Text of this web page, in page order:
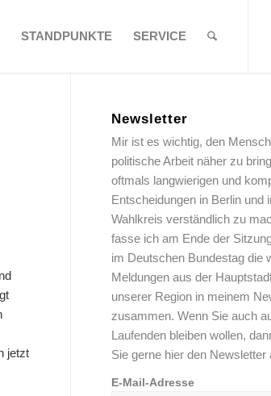
STANDPUNKTE SERVICE
jetzt
Newsletter
Mir ist es wichtig, den
politische Arbeit näher zu
oftmals langwierigen und
Entscheidungen in Berlin und
Wahlkreis verständlich zu
fasse ich am Ende der
im Deutschen Bundestag die
Meldungen aus der
unserer Region in meinem
zusammen. Wenn Sie auch
Laufenden bleiben wollen,
Sie gerne hier den Newsletter
E-Mail-Adresse